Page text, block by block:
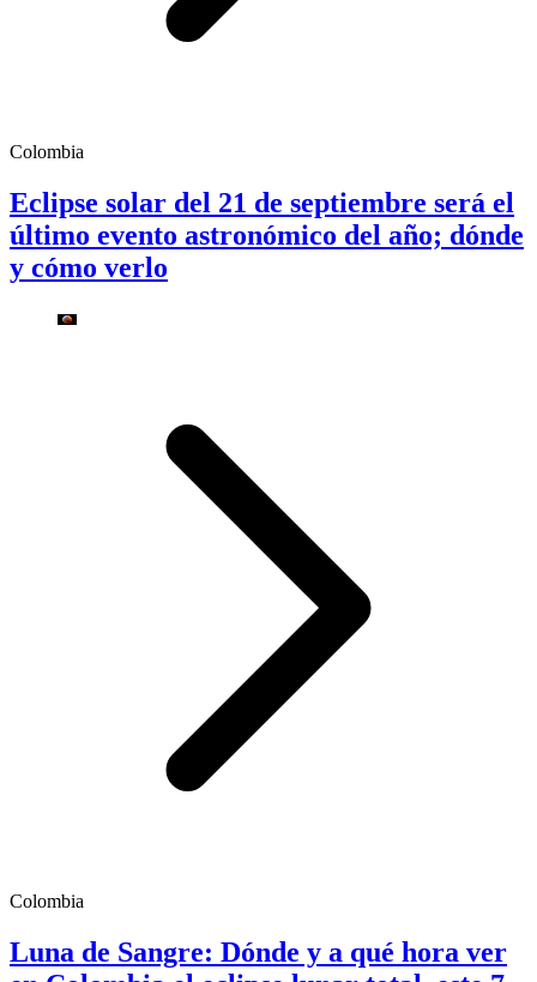
Colombia
Eclipse solar del 21 de septiembre será el
último evento astronómico del año; dónde
y cómo verlo
Colombia
Luna de Sangre: Dónde y a qué hora ver